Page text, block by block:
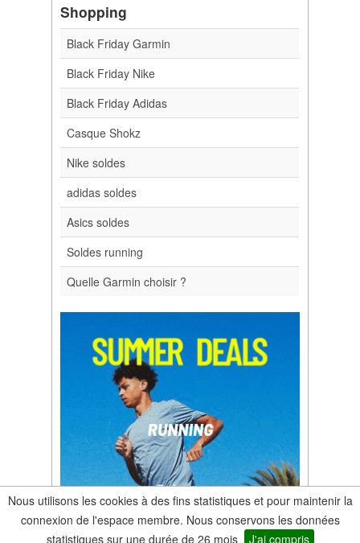
Nous utilisons les cookies à des fins statistiques et pour maintenir la
connexion de l'espace membre. Nous conservons les données
statistiques sur une durée de 26 mois
J'ai compris
Shopping
Black Friday Garmin
Black Friday Nike
Black Friday Adidas
Casque Shokz
Nike soldes
adidas soldes
Asics soldes
Soldes running
Quelle Garmin choisir ?